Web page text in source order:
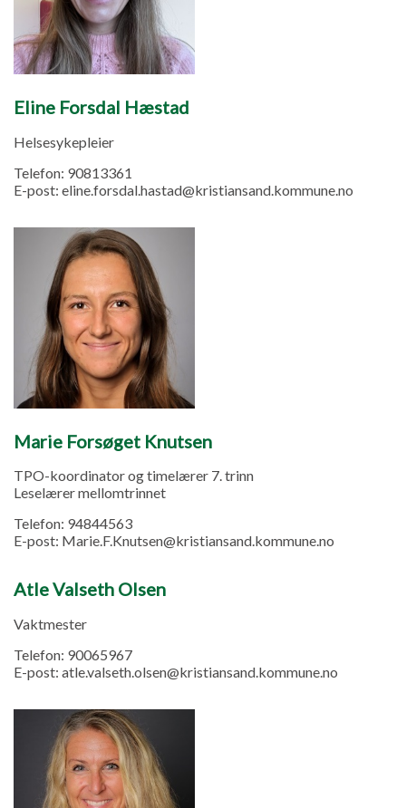
Eline Forsdal Hæstad
Helsesykepleier
Telefon: 90813361
E-post: eline.forsdal.hastad@kristiansand.kommune.no
Marie Forsøget Knutsen
TPO-koordinator og timelærer 7. trinn
Leselærer mellomtrinnet
Telefon: 94844563
E-post: Marie.F.Knutsen@kristiansand.kommune.no
Atle Valseth Olsen
Vaktmester
Telefon: 90065967
E-post: atle.valseth.olsen@kristiansand.kommune.no